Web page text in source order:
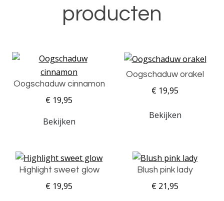
producten
Oogschaduw cinnamon
€ 19,95
Bekijken
Oogschaduw orakel
€ 19,95
Bekijken
Highlight sweet glow
€ 19,95
Blush pink lady
€ 21,95